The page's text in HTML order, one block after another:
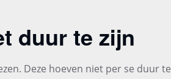
duur te zijn
Deze hoeven niet per se duur te